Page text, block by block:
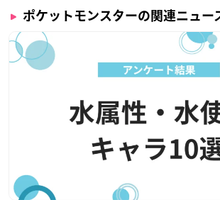
ポケットモンスターの関連ニュー